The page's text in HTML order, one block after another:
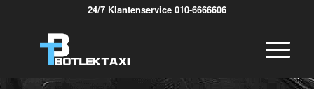
24/7 Klantenservice 010-6666606